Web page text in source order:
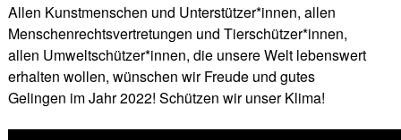
SAMMLUNG
KÜNSTLER*INNEN
PARTNER*INNEN
Allen Kunstmenschen und Unterstützer*innen, allen
Menschenrechtsvertretungen und Tierschützer*innen,
allen Umweltschützer*innen, die unsere Welt lebenswert
erhalten wollen, wünschen wir Freude und gutes
Gelingen im Jahr 2022! Schützen wir unser Klima!